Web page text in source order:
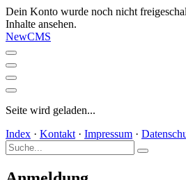
Dein Konto wurde noch nicht
Inhalte ansehen.
NewCMS
Seite wird geladen...
Index · Kontakt · Impressum ·